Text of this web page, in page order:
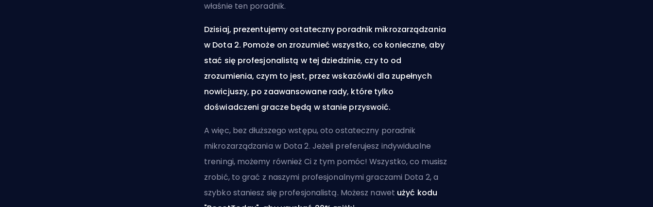
właśnie ten poradnik.
Dzisiaj, prezentujemy ostateczny poradnik mikrozarządzania
w Dota 2. Pomoże on zrozumieć wszystko, co konieczne, aby
stać się profesjonalistą w tej dziedzinie, czy to od
zrozumienia, czym to jest, przez wskazówki dla zupełnych
nowicjuszy, po zaawansowane rady, które tylko
doświadczeni gracze będą w stanie przyswoić.
A więc, bez dłuższego wstępu, oto ostateczny poradnik
mikrozarządzania w Dota 2. Jeżeli preferujesz indywidualne
treningi, możemy również Ci z tym pomóc! Wszystko, co musisz
zrobić, to grać z naszymi profesjonalnymi graczami Dota 2, a
szybko staniesz się profesjonalistą. Możesz nawet użyć kodu